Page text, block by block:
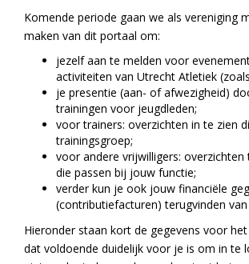
Komende periode gaan we als vereniging
maken van dit portaal om:
jezelf aan te melden voor
activiteiten van Utrecht Atletiek
je presentie (aan- of afwezigheid)
trainingen voor jeugdleden;
voor trainers: overzichten in te zien
trainingsgroep;
voor andere vrijwilligers: overzichten
die passen bij jouw functie;
verder kun je ook jouw financiële
(contributiefacturen) terugvinden
Hieronder staan kort de gegevens voor
dat voldoende duidelijk voor je is om in te